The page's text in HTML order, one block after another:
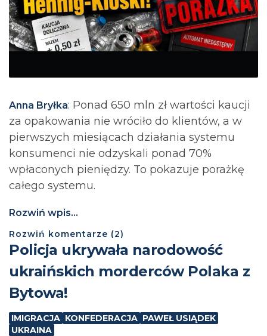
Anna Bryłka: Ponad 650 mln zł wartości kaucji
za opakowania nie wróciło do klientów, a w
pierwszych miesiącach działania systemu
konsumenci nie odzyskali ponad 70%
wpłaconych pieniędzy. To pokazuje porażkę
całego systemu.
Rozwiń wpis...
Rozwiń komentarze (2)
Policja ukrywała narodowość
ukraińskich morderców Polaka z
Bytowa!
IMIGRACJA KONFEDERACJA PAWEŁ USIĄDEK
UKRAINA